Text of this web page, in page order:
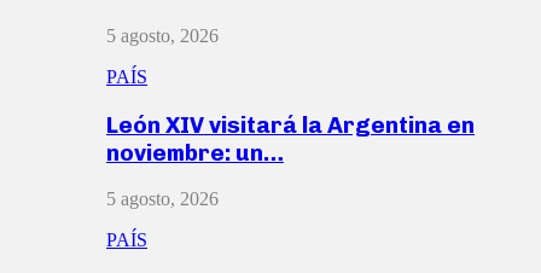
5 agosto, 2026
PAÍS
León XIV visitará la Argentina en
noviembre: un…
5 agosto, 2026
PAÍS